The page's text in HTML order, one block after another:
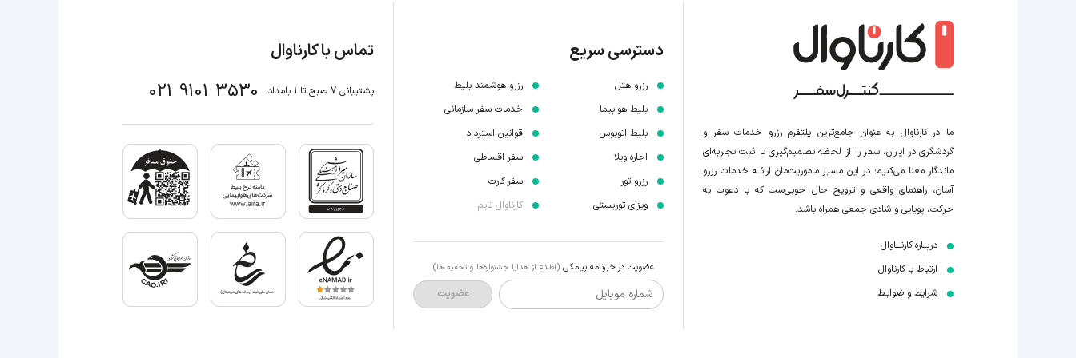
ما در کارناوال به عنوان جامع‌ترین پلتفرم رزرو خدمات سفر و
گردشگری در ایران، سفر را از لحظه‌ تصمیم‌گیری تا ثبت تجربه‌ای
ماندگار معنا می‌کنیم؛ در این مسیر‍ ماموریت‌مان اراﺋــﻪ خدمات رزرو
آسان، راهنمای واقعی و ترویج حال خوبی‌ست که با دعوت به
حرکت، پویایی و شادی جمعی همراه باشد.
دربــاره کارنـــاوال
ارتباط با کارناوال
شرایط و ضوابـط
دسترسی سریع
رزرو هتل
بلیط هواپیما
بلیط اتوبوس
اجاره ویلا
رزرو تور
ویزای توریستی
رزرو هوشمند بلیط
خدمات سفر سازمانی
قوانین استرداد
سفر اقساطی
سفر کارت
کارناوال تایم
عضویت در خبرنامه پیامکی (اطلاع از هدایا جشنواره‌ها و تخفیف‌ها)
شماره موبایل عضویت
تماس با کارناوال
پشتیبانی 7 صبح تا 1 بامداد: 021 9101 3530